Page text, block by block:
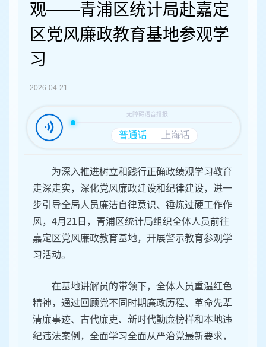
观——青浦区统计局赴嘉定
区党风廉政教育基地参观学
习
2026-04-21
为深入推进树立和践行正确政绩观学习教育
走深走实，深化党风廉政建设和纪律建设，进一
步引导全局人员廉洁自律意识、锤炼过硬工作作
风，4月21日，青浦区统计局组织全体人员前往
嘉定区党风廉政教育基地，开展警示教育参观学
习活动。
在基地讲解员的带领下，全体人员重温红色
精神，通过回顾党不同时期廉政历程、革命先辈
清廉事迹、古代廉吏、新时代勤廉榜样和本地违
纪违法案例，全面学习全面从严治党最新要求，